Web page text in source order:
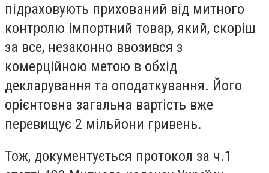
підраховують прихований від митного
контролю імпортний товар, який, скоріш
за все, незаконно ввозився з
комерційною метою в обхід
декларування та оподаткування. Його
орієнтовна загальна вартість вже
перевищує 2 мільйони гривень.
Тож, документується протокол за ч.1